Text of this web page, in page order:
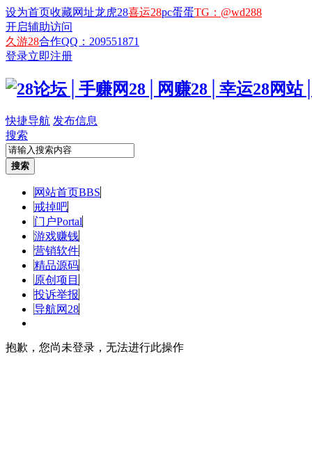
设为首页收藏网址龙虎28喜运28pc蛋蛋TG：@wd288
开启辅助访问
久游28合作QQ：209551871
登录立即注册
快捷导航 发布信息
搜索
搜索
网站首页BBS
戒掉吧
门户Portal
游戏赚钱
营销软件
精品源码
原创项目
投诉举报
导航网28
抱歉，您尚未登录，无法进行此操作